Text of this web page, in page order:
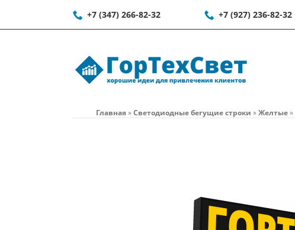
+7 (347) 266-82-32 +7 (927) 236-82-32
Главная»Светодиодные бегущие строки »Желтые»